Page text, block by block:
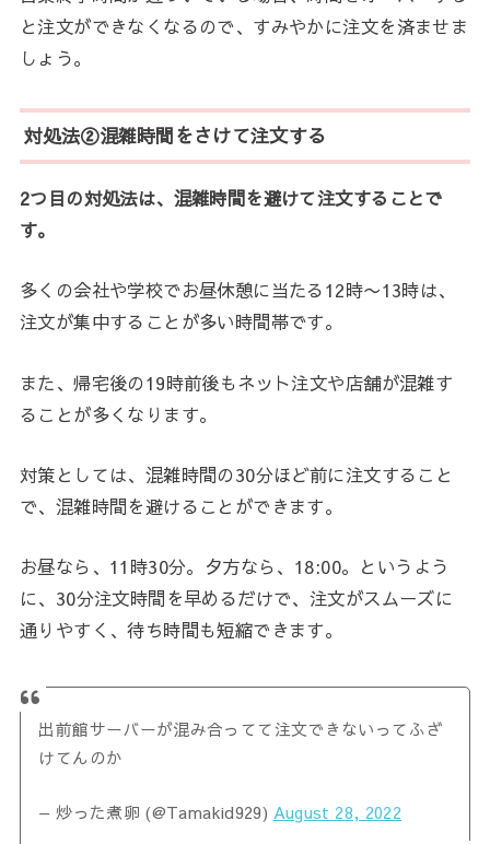
と注文ができなくなるので、すみやかに注文を済ませま
しょう。
対処法②混雑時間をさけて注文する
2つ目の対処法は、混雑時間を避けて注文することで
す。
多くの会社や学校でお昼休憩に当たる12時〜13時は、
注文が集中することが多い時間帯です。
また、帰宅後の19時前後もネット注文や店舗が混雑す
ることが多くなります。
対策としては、混雑時間の30分ほど前に注文すること
で、混雑時間を避けることができます。
お昼なら、11時30分。夕方なら、18:00。というよう
に、30分注文時間を早めるだけで、注文がスムーズに
通りやすく、待ち時間も短縮できます。
出前館サーバーが混み合ってて注文できないってふざ
けてんのか
— 炒った煮卵 (@Tamakid929) August 28, 2022